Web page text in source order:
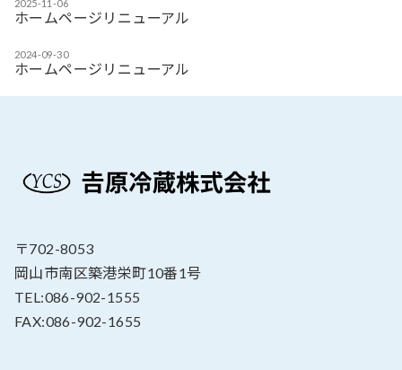
2025-11-06
ホームページリニューアル
2024-09-30
ホームページリニューアル
〒702-8053
岡山市南区築港栄町10番1号
TEL:086-902-1555
FAX:086-902-1655